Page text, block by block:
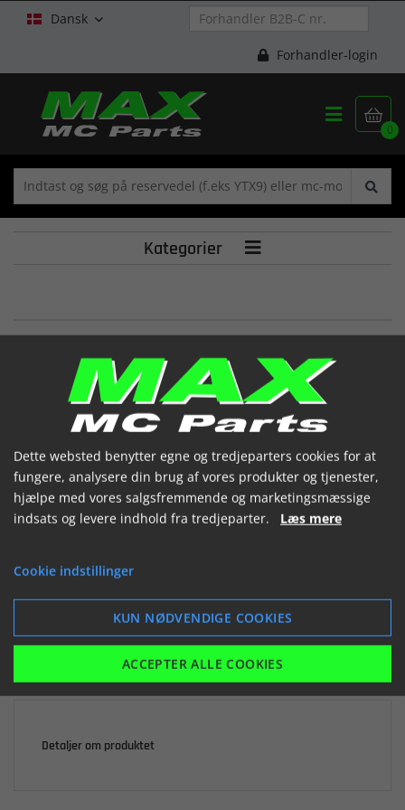
Dansk 
Forhandler-login

0

Kategorier 
PIPE,INTAKE FT
(13110HG5121)


227,88 kr.
LÆG I KURV
Detaljer om produktet
Dette websted benytter egne og tredjeparters cookies for at
fungere, analysere din brug af vores produkter og tjenester,
hjælpe med vores salgsfremmende og marketingsmæssige
indsats og levere indhold fra tredjeparter. Læs mere
Cookie indstillinger
KUN NØDVENDIGE COOKIES
ACCEPTER ALLE COOKIES